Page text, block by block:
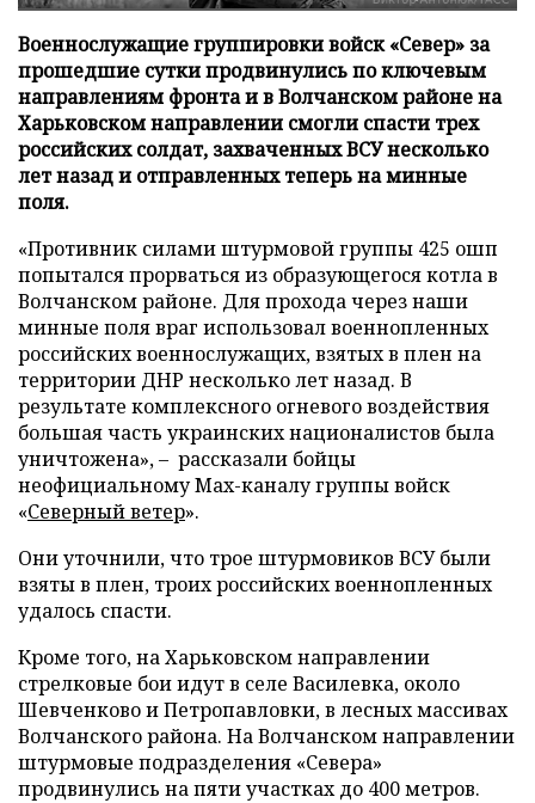
Военнослужащие группировки войск «Север» за
прошедшие сутки продвинулись по ключевым
направлениям фронта и в Волчанском районе на
Харьковском направлении смогли спасти трех
российских солдат, захваченных ВСУ несколько
лет назад и отправленных теперь на минные
поля.
«Противник силами штурмовой группы 425 ошп
попытался прорваться из образующегося котла в
Волчанском районе. Для прохода через наши
минные поля враг использовал военнопленных
российских военнослужащих, взятых в плен на
территории ДНР несколько лет назад. В
результате комплексного огневого воздействия
большая часть украинских националистов была
уничтожена», – рассказали бойцы
неофициальному Max-каналу группы войск
«Северный ветер».
Они уточнили, что трое штурмовиков ВСУ были
взяты в плен, троих российских военнопленных
удалось спасти.
Кроме того, на Харьковском направлении
стрелковые бои идут в селе Василевка, около
Шевченково и Петропавловки, в лесных массивах
Волчанского района. На Волчанском направлении
штурмовые подразделения «Севера»
продвинулись на пяти участках до 400 метров.